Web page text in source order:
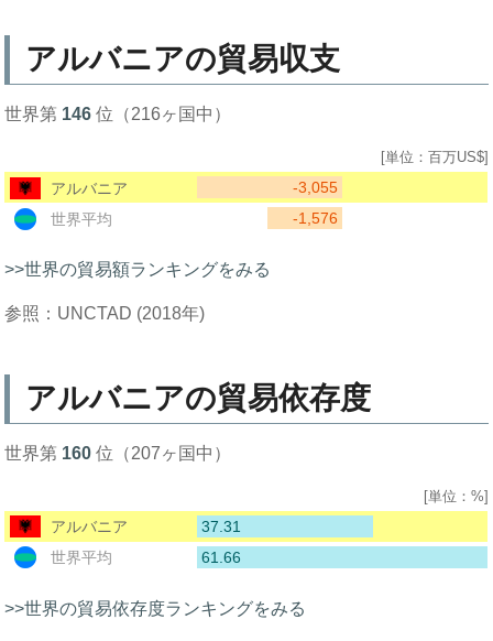
アルバニアの貿易収支
世界第 146 位（216ヶ国中）
[単位：百万US$]
アルバニア
-3,055
世界平均
-1,576
>>世界の貿易額ランキングをみる
参照：UNCTAD (2018年)
アルバニアの貿易依存度
世界第 160 位（207ヶ国中）
[単位：%]
アルバニア
37.31
世界平均
61.66
>>世界の貿易依存度ランキングをみる